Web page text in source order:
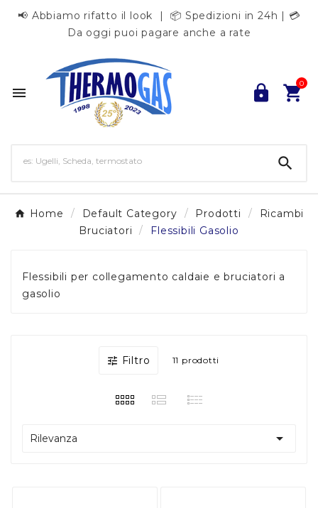
📢 Abbiamo rifatto il look | 📦 Spedizioni in 24h | 💳
Da oggi puoi pagare anche a rate
  
0

Home Default Category Prodotti
Ricambi
Bruciatori
Flessibili Gasolio
Flessibili per collegamento caldaie e bruciatori a
gasolio
 Filtro 11 prodotti
Rilevanza 